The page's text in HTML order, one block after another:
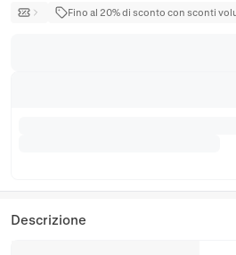
Fino al 20% di sconto con sconti
Descrizione